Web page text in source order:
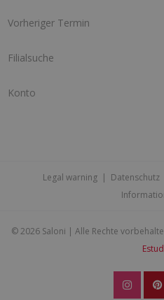
Vorheriger Termin
Filialsuche
Konto
Legal warning| Datenschutz
©2026 Saloni | Alle Rechte